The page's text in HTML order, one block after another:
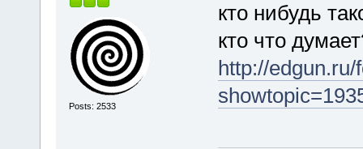
Posts: 2533
кто нибудь
кто что
http://